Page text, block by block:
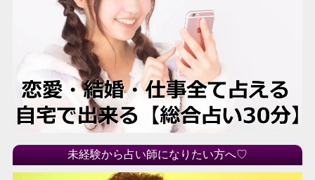
未経験から占い師になりたい方へ♡